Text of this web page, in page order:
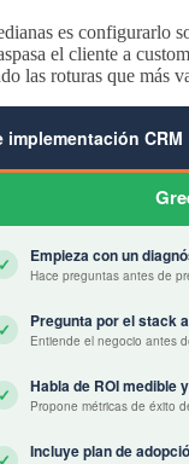
es
el cliente a
las roturas que más